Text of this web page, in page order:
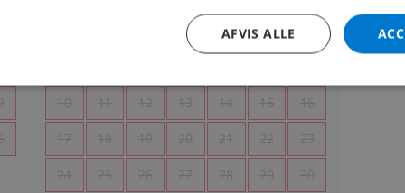
1
10 11 12 13 14 15 16
17 18 19 20 21 22 23
24 25 26 27 28 29 30
AFVIS ALLE